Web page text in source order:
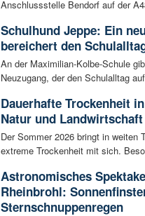
Anschlussstelle Bendorf auf der
Schulhund Jeppe: Ein
bereichert den
An der Maximilian-Kolbe-Schule
Neuzugang, der den Schulalltag
Dauerhafte Trockenheit
Natur und
Der Sommer 2026 bringt in weiten
extreme Trockenheit mit sich.
Astronomisches
Rheinbrohl:
Sternschnuppenregen